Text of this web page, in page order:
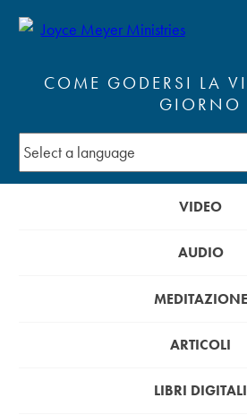
COME GODERSI LA
GIORNO
VIDEO
AUDIO
MEDITAZIONE
ARTICOLI
LIBRI DIGITALI